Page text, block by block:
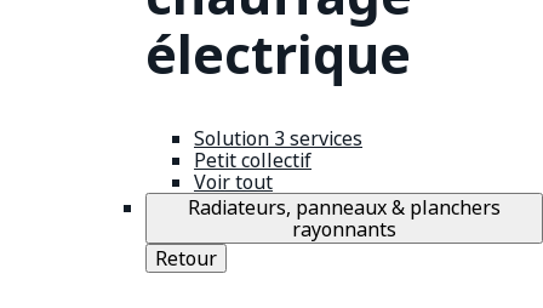
électrique
Solution 3 services
Petit collectif
Voir tout
Radiateurs, panneaux & planchers
rayonnants
Retour